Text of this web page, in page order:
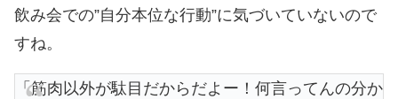
飲み会での”自分本位な行動”に気づいていないので
すね。
「筋肉以外が駄目だからだよー！何言ってんの分か